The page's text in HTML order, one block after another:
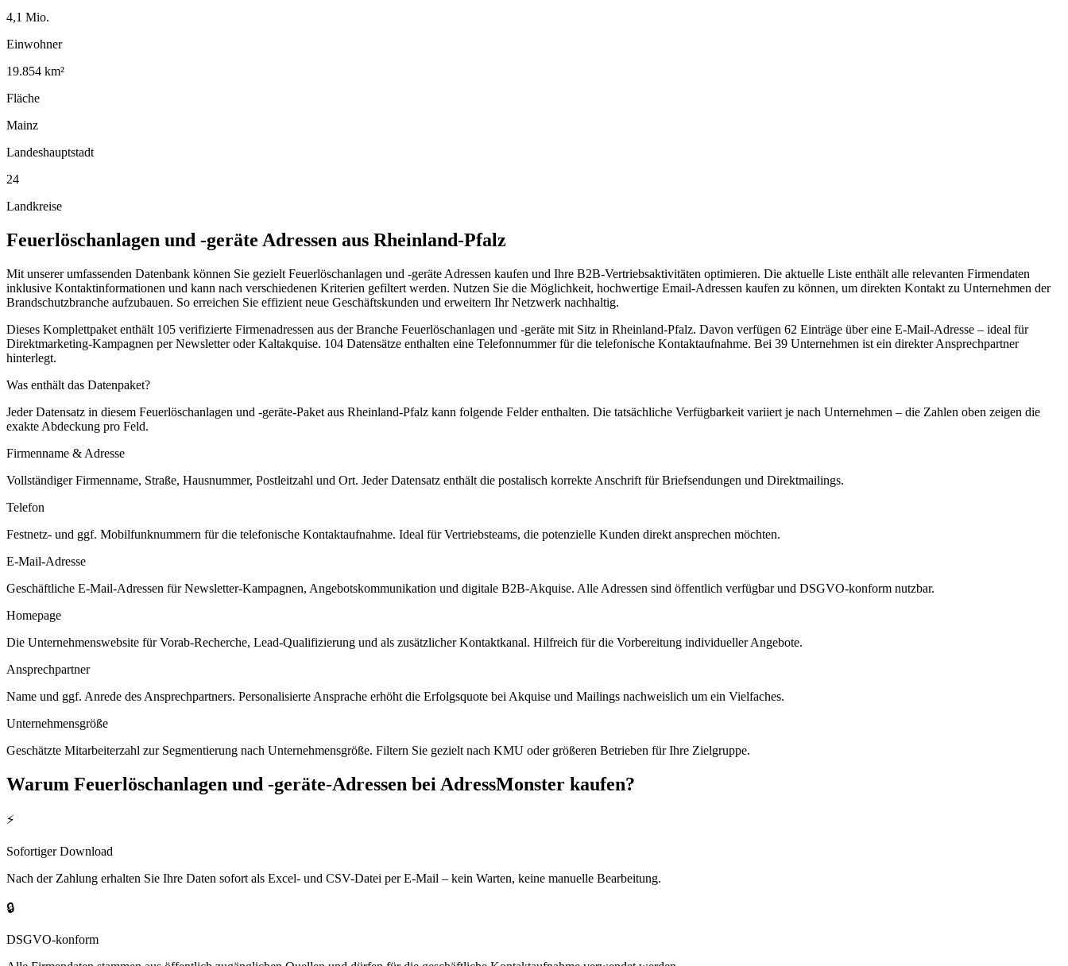
4,1 Mio.
Einwohner
19.854 km²
Fläche
Mainz
Landeshauptstadt
24
Landkreise
Feuerlöschanlagen und -geräte Adressen aus Rheinland-Pfalz
Mit unserer umfassenden Datenbank können Sie gezielt Feuerlöschanlagen und -geräte Adressen kaufen und Ihre B2B-Vertriebsaktivitäten optimieren. Die aktuelle Liste enthält alle relevanten Firmendaten
inklusive Kontaktinformationen und kann nach verschiedenen Kriterien gefiltert werden. Nutzen Sie die Möglichkeit, hochwertige Email-Adressen kaufen zu können, um direkten Kontakt zu Unternehmen der
Brandschutzbranche aufzubauen. So erreichen Sie effizient neue Geschäftskunden und erweitern Ihr Netzwerk nachhaltig.
Dieses Komplettpaket enthält 105 verifizierte Firmenadressen aus der Branche Feuerlöschanlagen und -geräte mit Sitz in Rheinland-Pfalz. Davon verfügen 62 Einträge über eine E-Mail-Adresse – ideal für
Direktmarketing-Kampagnen per Newsletter oder Kaltakquise. 104 Datensätze enthalten eine Telefonnummer für die telefonische Kontaktaufnahme. Bei 39 Unternehmen ist ein direkter Ansprechpartner
hinterlegt.
Was enthält das Datenpaket?
Jeder Datensatz in diesem Feuerlöschanlagen und -geräte-Paket aus Rheinland-Pfalz kann folgende Felder enthalten. Die tatsächliche Verfügbarkeit variiert je nach Unternehmen – die Zahlen oben zeigen die
exakte Abdeckung pro Feld.
Firmenname & Adresse
Vollständiger Firmenname, Straße, Hausnummer, Postleitzahl und Ort. Jeder Datensatz enthält die postalisch korrekte Anschrift für Briefsendungen und Direktmailings.
Telefon
Festnetz- und ggf. Mobilfunknummern für die telefonische Kontaktaufnahme. Ideal für Vertriebsteams, die potenzielle Kunden direkt ansprechen möchten.
E-Mail-Adresse
Geschäftliche E-Mail-Adressen für Newsletter-Kampagnen, Angebotskommunikation und digitale B2B-Akquise. Alle Adressen sind öffentlich verfügbar und DSGVO-konform nutzbar.
Homepage
Die Unternehmenswebsite für Vorab-Recherche, Lead-Qualifizierung und als zusätzlicher Kontaktkanal. Hilfreich für die Vorbereitung individueller Angebote.
Ansprechpartner
Name und ggf. Anrede des Ansprechpartners. Personalisierte Ansprache erhöht die Erfolgsquote bei Akquise und Mailings nachweislich um ein Vielfaches.
Unternehmensgröße
Geschätzte Mitarbeiterzahl zur Segmentierung nach Unternehmensgröße. Filtern Sie gezielt nach KMU oder größeren Betrieben für Ihre Zielgruppe.
Warum Feuerlöschanlagen und -geräte-Adressen bei AdressMonster kaufen?
⚡
Sofortiger Download
Nach der Zahlung erhalten Sie Ihre Daten sofort als Excel- und CSV-Datei per E-Mail – kein Warten, keine manuelle Bearbeitung.
🔒
DSGVO-konform